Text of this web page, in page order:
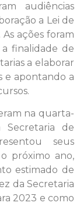
audiências
a Lei de
ações foram
finalidade de
a elaborar
e apontando a
na quarta-
de
seus
próximo ano,
estimado de
da Secretaria
2023 e como